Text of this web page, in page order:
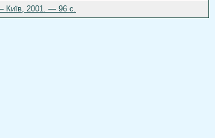
— Київ, 2001. — 96 c.